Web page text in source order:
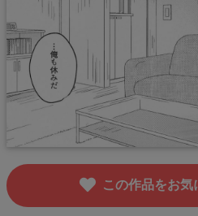
この作品をお気